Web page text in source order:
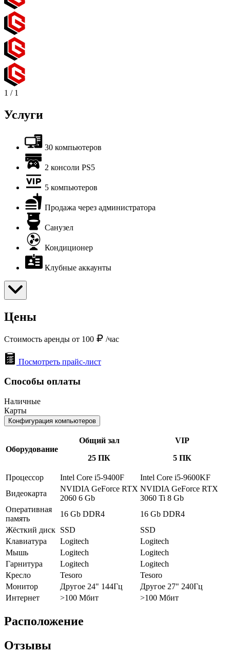
1 / 1
Услуги
30 компьютеров
2 консоли PS5
5 компьютеров
Продажа через администратора
Санузел
Кондиционер
Клубные аккаунты
Цены
Стоимость аренды от 100 /час
Посмотреть прайс-лист
Способы оплаты
Наличные
Карты
Конфигурация компьютеров
Оборудование
Общий зал
25 ПК
VIP
5 ПК
Процессор Intel Core i5-9400F
Intel Core i5-9600KF
Видеокарта
NVIDIA GeForce RTX
2060 6 Gb
NVIDIA GeForce RTX
3060 Ti 8 Gb
Оперативная
память
16 Gb DDR4
16 Gb DDR4
Жёсткий диск SSD
SSD
Клавиатура
Logitech
Logitech
Мышь
Logitech
Logitech
Гарнитура
Logitech
Logitech
Кресло
Tesoro
Tesoro
Монитор
Другое 24" 144Гц
Другое 27" 240Гц
Интернет
>100 Мбит >100 Мбит
Расположение
Отзывы